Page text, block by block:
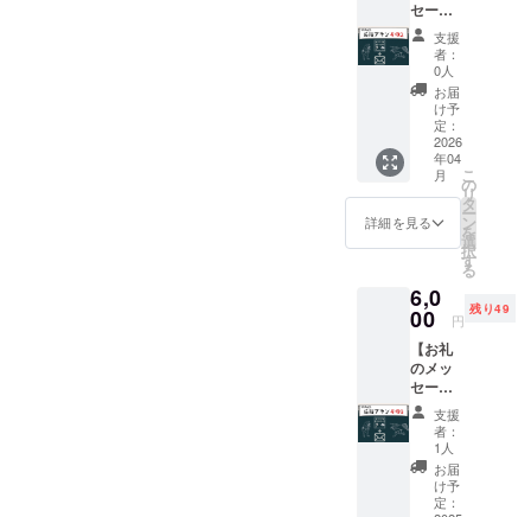
市高雄に
て、駐車場
と季節営業
「Kyoto3Tail
s」の運営を
行っていま
たご支
援を、
できる
だけ多
くプロ
ジェク
ト実行
のため
に使わ
せてい
ただく
プラン
※一度に
でのご
支援も
可能で
す。
セージ
＆ オリ
ジナル
ステッ
カー】
ご支援
をいた
だいた
方に、
サンク
スメッ
セージ
とオリ
ジナル
カーを
お送り
しま
す！ ぜ
ひ、こ
のプロ
ジェク
トを応
援して
くださ
い。 <
オリジ
支援
者：
0人
お届
け予
定：
2026
年04
月
詳細を見る
こ
の
リ
タ
ー
ン
を
選
択
す
る
6,0
00 円
残り49
【お礼
のメッ
セー
ジ &
ポスト
カード
３枚
セッ
ト】 感
支援
者：
1人
お届
け予
定：